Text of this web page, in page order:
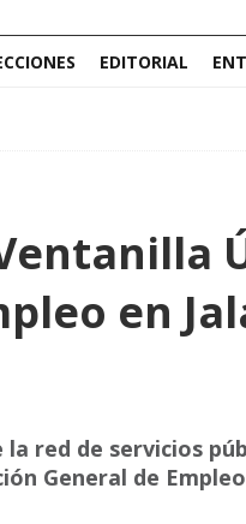
EDITORIAL
en
red de servicios
General de